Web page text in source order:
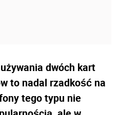
dwóch kart
to nadal rzadkość na
tego typu nie